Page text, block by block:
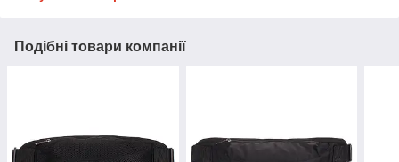
Подібні товари компанії